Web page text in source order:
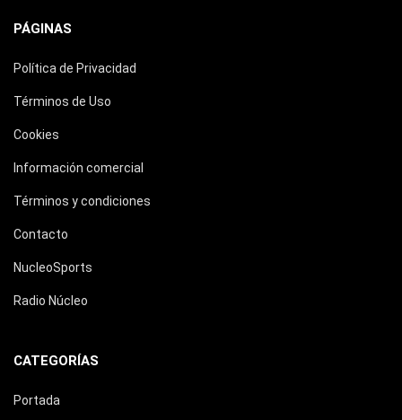
PÁGINAS
Política de Privacidad
Términos de Uso
Cookies
Información comercial
Términos y condiciones
Contacto
NucleoSports
Radio Núcleo
CATEGORÍAS
Portada